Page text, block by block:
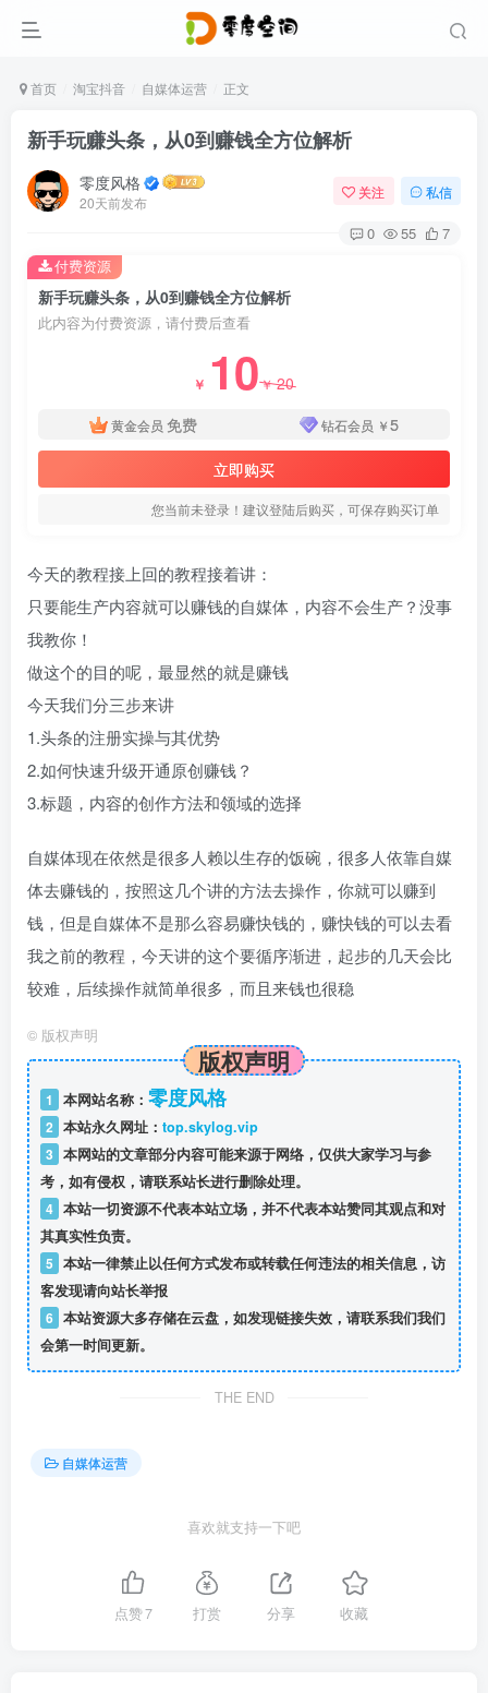
首页 淘宝抖音 自媒体运营 正文
新手玩赚头条，从0到赚钱全方位解析
零度风格
20天前发布
关注 私信
0 55 7
新手玩赚头条，从0到赚钱全方位解析
此内容为付费资源，请付费后查看
￥ 10￥20
黄金会员 免费 钻石会员 ￥5
立即购买
您当前未登录！建议登陆后购买，可保存购买订单
付费资源
今天的教程接上回的教程接着讲：
只要能生产内容就可以赚钱的自媒体，内容不会生产？没事
我教你！
做这个的目的呢，最显然的就是赚钱
今天我们分三步来讲
1.头条的注册实操与其优势
2.如何快速升级开通原创赚钱？
3.标题，内容的创作方法和领域的选择
自媒体现在依然是很多人赖以生存的饭碗，很多人依靠自媒
体去赚钱的，按照这几个讲的方法去操作，你就可以赚到
钱，但是自媒体不是那么容易赚快钱的，赚快钱的可以去看
我之前的教程，今天讲的这个要循序渐进，起步的几天会比
较难，后续操作就简单很多，而且来钱也很稳
© 版权声明
版权声明
1 本网站名称： 零度风格
2 本站永久网址： top.skylog.vip
3 本网站的文章部分内容可能来源于网络，仅供大家学习与参
考，如有侵权，请联系站长进行删除处理。
4 本站一切资源不代表本站立场，并不代表本站赞同其观点和对
其真实性负责。
5 本站一律禁止以任何方式发布或转载任何违法的相关信息，访
客发现请向站长举报
6 本站资源大多存储在云盘，如发现链接失效，请联系我们我们
会第一时间更新。
THE END
自媒体运营
喜欢就支持一下吧
点赞7 打赏 分享 收藏